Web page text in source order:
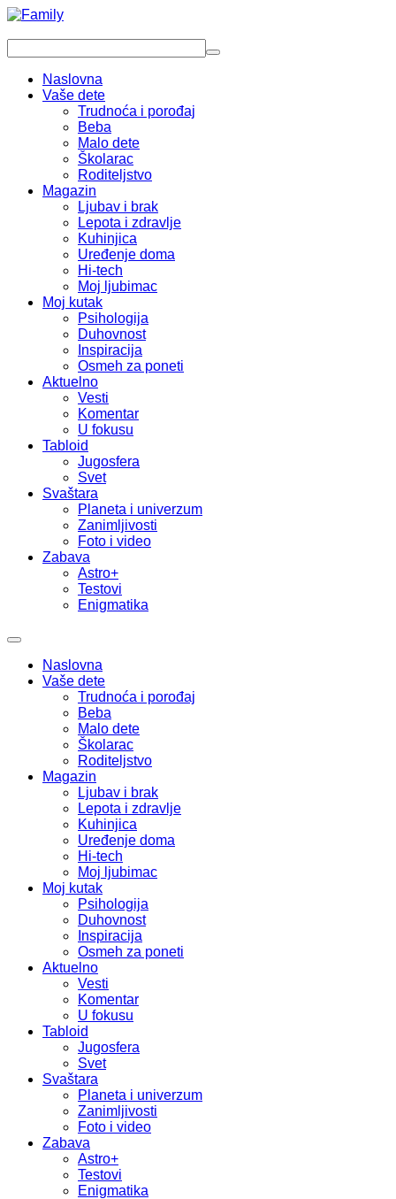
Naslovna
Vaše dete
Trudnoća i porođaj
Beba
Malo dete
Školarac
Roditeljstvo
Magazin
Ljubav i brak
Lepota i zdravlje
Kuhinjica
Uređenje doma
Hi-tech
Moj ljubimac
Moj kutak
Psihologija
Duhovnost
Inspiracija
Osmeh za poneti
Aktuelno
Vesti
Komentar
U fokusu
Tabloid
Jugosfera
Svet
Svaštara
Planeta i univerzum
Zanimljivosti
Foto i video
Zabava
Astro+
Testovi
Enigmatika
Naslovna
Vaše dete
Trudnoća i porođaj
Beba
Malo dete
Školarac
Roditeljstvo
Magazin
Ljubav i brak
Lepota i zdravlje
Kuhinjica
Uređenje doma
Hi-tech
Moj ljubimac
Moj kutak
Psihologija
Duhovnost
Inspiracija
Osmeh za poneti
Aktuelno
Vesti
Komentar
U fokusu
Tabloid
Jugosfera
Svet
Svaštara
Planeta i univerzum
Zanimljivosti
Foto i video
Zabava
Astro+
Testovi
Enigmatika